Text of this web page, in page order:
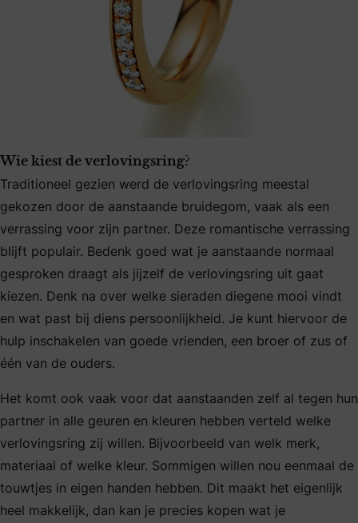
Wie kiest de verlovingsring?
Traditioneel gezien werd de verlovingsring meestal
gekozen door de aanstaande bruidegom, vaak als een
verrassing voor zijn partner. Deze romantische verrassing
blijft populair. Bedenk goed wat je aanstaande normaal
gesproken draagt als jijzelf de verlovingsring uit gaat
kiezen. Denk na over welke sieraden diegene mooi vindt
en wat past bij diens persoonlijkheid. Je kunt hiervoor de
hulp inschakelen van goede vrienden, een broer of zus of
één van de ouders.
Het komt ook vaak voor dat aanstaanden zelf al tegen hun
partner in alle geuren en kleuren hebben verteld welke
verlovingsring zij willen. Bijvoorbeeld van welk merk,
materiaal of welke kleur. Sommigen willen nou eenmaal de
touwtjes in eigen handen hebben. Dit maakt het eigenlijk
heel makkelijk, dan kan je precies kopen wat je